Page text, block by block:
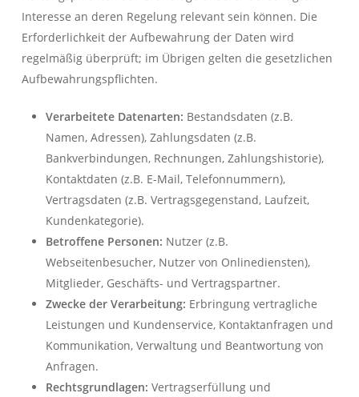
Interesse an deren Regelung relevant sein können. Die
Erforderlichkeit der Aufbewahrung der Daten wird
regelmäßig überprüft; im Übrigen gelten die gesetzlichen
Aufbewahrungspflichten.
Verarbeitete Datenarten: Bestandsdaten (z.B.
Namen, Adressen), Zahlungsdaten (z.B.
Bankverbindungen, Rechnungen, Zahlungshistorie),
Kontaktdaten (z.B. E-Mail, Telefonnummern),
Vertragsdaten (z.B. Vertragsgegenstand, Laufzeit,
Kundenkategorie).
Betroffene Personen: Nutzer (z.B.
Webseitenbesucher, Nutzer von Onlinediensten),
Mitglieder, Geschäfts- und Vertragspartner.
Zwecke der Verarbeitung: Erbringung vertragliche
Leistungen und Kundenservice, Kontaktanfragen und
Kommunikation, Verwaltung und Beantwortung von
Anfragen.
Rechtsgrundlagen: Vertragserfüllung und